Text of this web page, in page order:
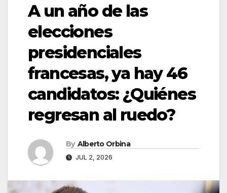
A un año de las
elecciones
presidenciales
francesas, ya hay 46
candidatos: ¿Quiénes
regresan al ruedo?
By Alberto Orbina
JUL 2, 2026